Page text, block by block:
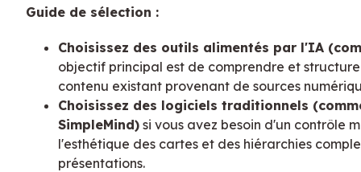
Guide de sélection :
Choisissez des outils alimentés par l'IA
objectif principal est de comprendre et
contenu existant provenant de sources
Choisissez des logiciels traditionnels
SimpleMind) si vous avez besoin d'un contrôle
l'esthétique des cartes et des hiérarchies
présentations.